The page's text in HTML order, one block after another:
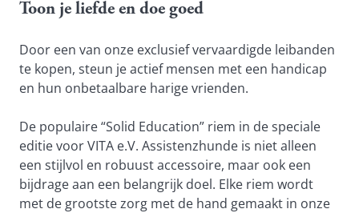
Toon je liefde en doe goed
Door een van onze exclusief vervaardigde leibanden
te kopen, steun je actief mensen met een handicap
en hun onbetaalbare harige vrienden.
De populaire “Solid Education” riem in de speciale
editie voor VITA e.V. Assistenzhunde is niet alleen
een stijlvol en robuust accessoire, maar ook een
bijdrage aan een belangrijk doel. Elke riem wordt
met de grootste zorg met de hand gemaakt in onze